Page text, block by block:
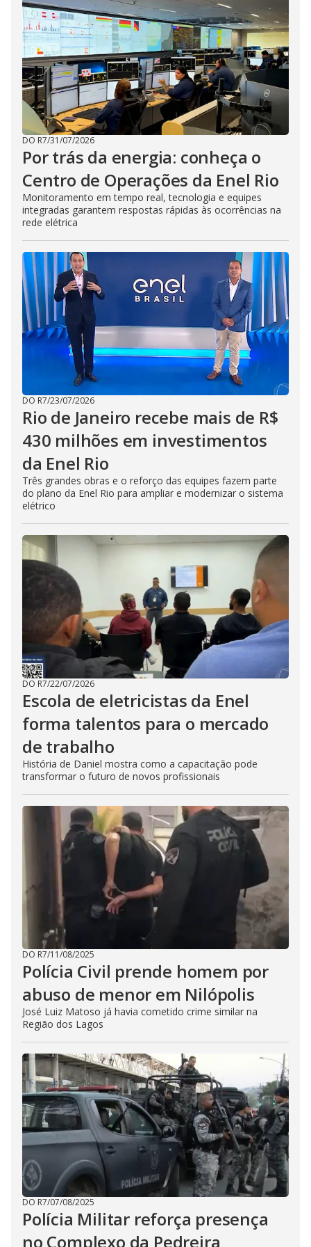
i
d
e
o
DO R7/31/07/2026
Por trás da energia: conheça o
Centro de Operações da Enel Rio
Monitoramento em tempo real, tecnologia e equipes
integradas garantem respostas rápidas às ocorrências na
rede elétrica
DO R7/23/07/2026
Rio de Janeiro recebe mais de R$
430 milhões em investimentos
da Enel Rio
Três grandes obras e o reforço das equipes fazem parte
do plano da Enel Rio para ampliar e modernizar o sistema
elétrico
DO R7/22/07/2026
Escola de eletricistas da Enel
forma talentos para o mercado
de trabalho
História de Daniel mostra como a capacitação pode
transformar o futuro de novos profissionais
DO R7/11/08/2025
Polícia Civil prende homem por
abuso de menor em Nilópolis
José Luiz Matoso já havia cometido crime similar na
Região dos Lagos
DO R7/07/08/2025
Polícia Militar reforça presença
no Complexo da Pedreira